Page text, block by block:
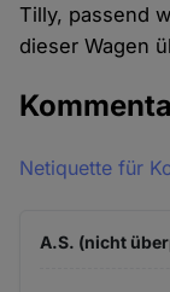
Tilly, passend
dieser Wagen
Netiquette für
A.S. (nicht